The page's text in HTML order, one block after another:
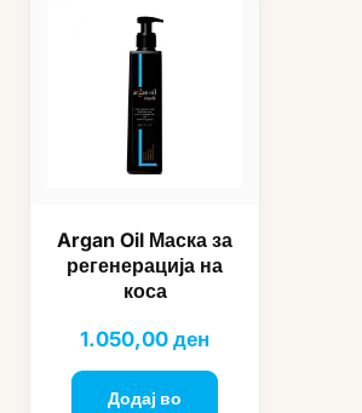
Argan Oil Маска за
регенерација на
коса
1.050,00 ден
Додај во